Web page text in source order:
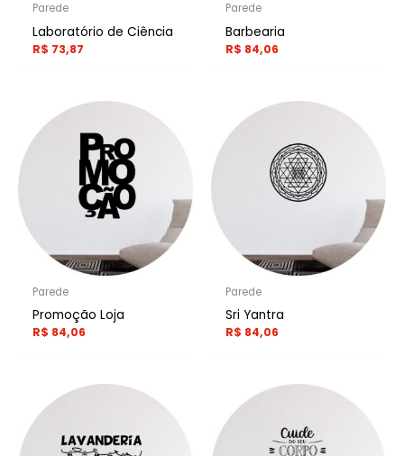
Parede
Laboratório de Ciência
R$ 73,87
Parede
Barbearia
R$ 84,06
Parede
Promoção Loja
R$ 84,06
Parede
Sri Yantra
R$ 84,06